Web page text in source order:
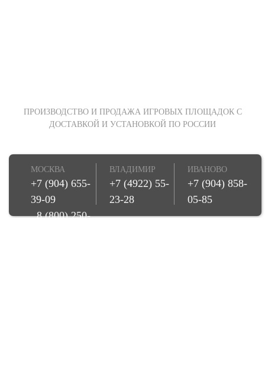
ПРОИЗВОДСТВО И ПРОДАЖА ИГРОВЫХ ПЛОЩАДОК С
ДОСТАВКОЙ И УСТАНОВКОЙ ПО РОССИИ
МОСКВА
+7 (904) 655-
39-09
8 (800) 250-
ВЛАДИМИР
+7 (4922) 55-
23-28
ИВАНОВО
+7 (904) 858-
05-85